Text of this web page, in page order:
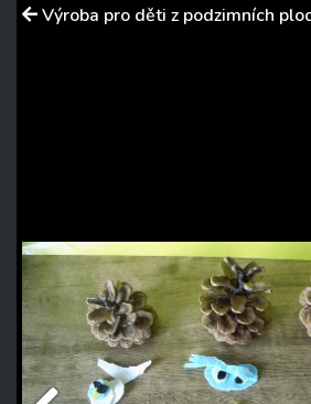
Výroba pro děti z podzimních